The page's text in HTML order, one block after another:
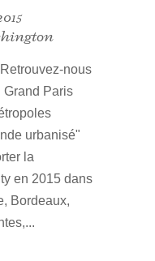
nous
Grand Paris
urbanisé"
la
en 2015 dans
Bordeaux,